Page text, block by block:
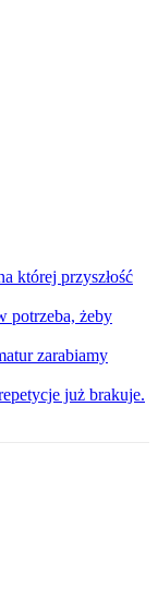
której przyszłość
potrzeba, żeby
zarabiamy
już brakuje.